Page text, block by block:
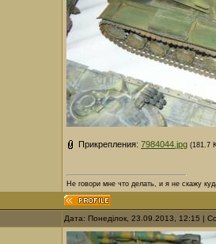
Прикрепления: 7984044.jpg (181.7
Не говори мне что делать, и я не скажу
Дата: Понеділок, 23.09.2013, 12:15 |